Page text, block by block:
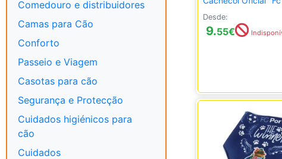
Comedouro e distribuidores
Camas para Cão
Conforto
Passeio e Viagem
Casotas para cão
Segurança e Protecção
Cuidados higiénicos para
cão
Cuidados
Desde:
9.55€